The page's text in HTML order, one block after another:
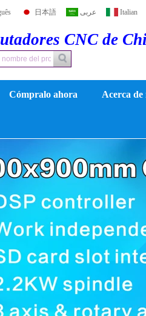
日本語 عربى Italian
CNC de
Cómpralo ahora Acerca de